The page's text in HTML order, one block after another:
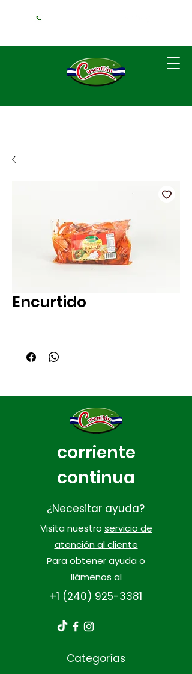
Encurtido
corriente
continua
¿Necesitar ayuda?
Visita nuestro servicio de
atención al cliente
Para obtener ayuda o
llámenos al
+1 (240) 925-3381
Categorías